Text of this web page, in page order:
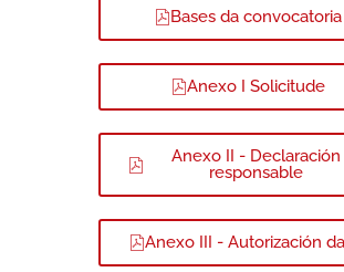
Bases da convocatoria
Anexo I Solicitude
Anexo II - Declaración
responsable
Anexo III - Autorización